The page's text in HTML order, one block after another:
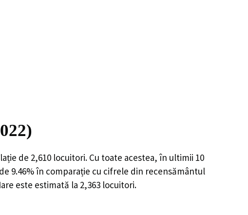
de 2,610 locuitori. Cu toate acestea, în ultimii 10
9.46%în comparație cu cifrele din recensământul
este estimată la 2,363 locuitori.